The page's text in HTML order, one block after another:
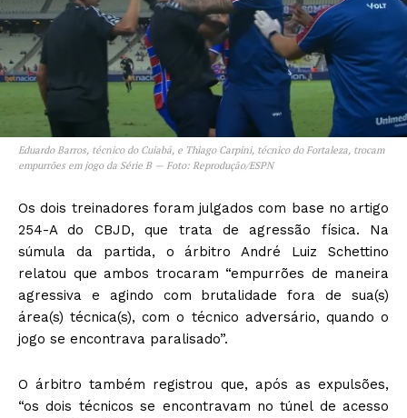
Eduardo Barros, técnico do Cuiabá, e Thiago Carpini, técnico do Fortaleza, trocam
empurrões em jogo da Série B — Foto: Reprodução/ESPN
Os dois treinadores foram julgados com base no artigo
254-A do CBJD, que trata de agressão física. Na
súmula da partida, o árbitro André Luiz Schettino
relatou que ambos trocaram “empurrões de maneira
agressiva e agindo com brutalidade fora de sua(s)
área(s) técnica(s), com o técnico adversário, quando o
jogo se encontrava paralisado”.
O árbitro também registrou que, após as expulsões,
“os dois técnicos se encontravam no túnel de acesso